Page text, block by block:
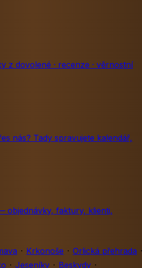
z dovolené · recenze · věrnostní
nás? Tady spravujete kalendář,
objednávky, faktury, klienti,
· Krkonoše · Orlická přehrada ·
· Jeseníky · Beskydy ·